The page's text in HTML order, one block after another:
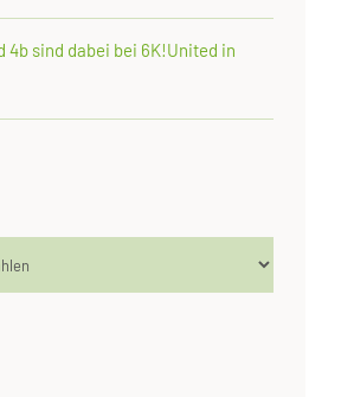
4b sind dabei bei 6K!United in